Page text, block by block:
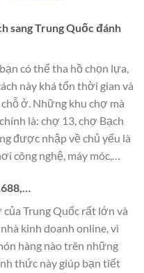
sang Trung Quốc đánh
có thể tha hồ chọn lựa,
này khá tốn thời gian và
ở. Những khu chợ mà
là: chợ 13, chợ Bạch
được nhập về chủ yếu là
công nghệ, máy móc,…
Trung Quốc rất lớn và
kinh doanh online, vì
hàng nào trên những
thức này giúp bạn tiết